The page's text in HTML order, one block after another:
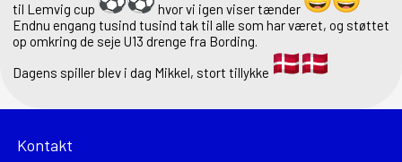
til Lemvig cup
hvor vi igen viser tænder
Endnu engang tusind tusind tak til alle som har været, og støttet
op omkring de seje U13 drenge fra Bording.
Dagens spiller blev i dag Mikkel, stort tillykke
Kontakt